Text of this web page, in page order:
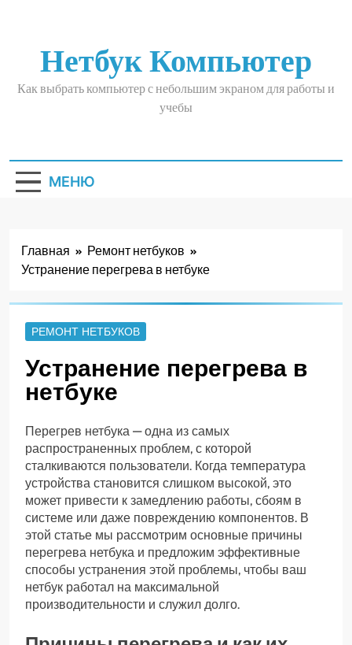
Нетбук Компьютер
Как выбрать компьютер с небольшим экраном для работы и
учебы
МЕНЮ
Главная
Ремонт нетбуков
Устранение перегрева в нетбуке
РЕМОНТ НЕТБУКОВ
Устранение перегрева в
нетбуке
Перегрев нетбука — одна из самых
распространенных проблем, с которой
сталкиваются пользователи. Когда температура
устройства становится слишком высокой, это
может привести к замедлению работы, сбоям в
системе или даже повреждению компонентов. В
этой статье мы рассмотрим основные причины
перегрева нетбука и предложим эффективные
способы устранения этой проблемы, чтобы ваш
нетбук работал на максимальной
производительности и служил долго.